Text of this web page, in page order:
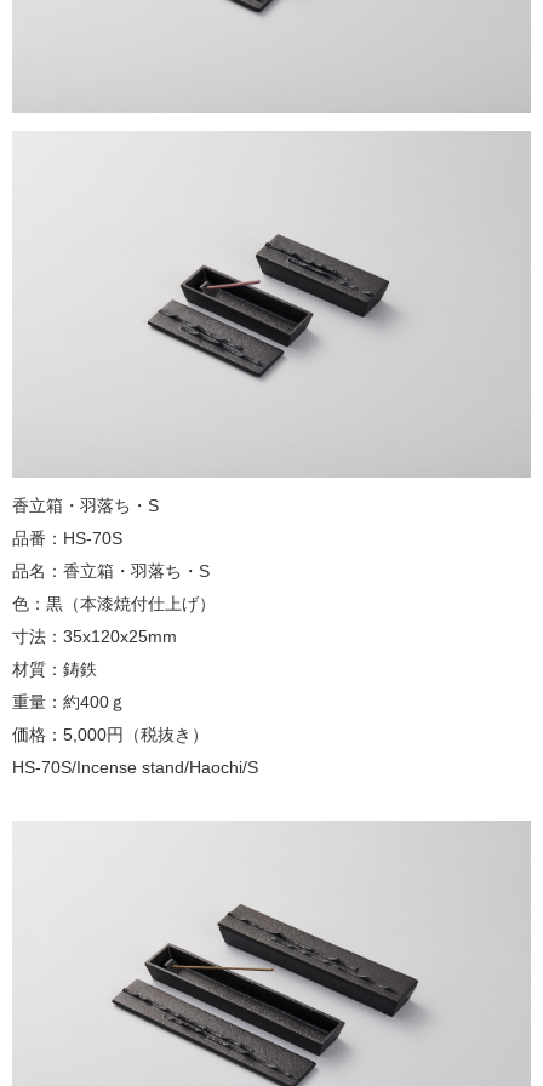
香立箱・羽落ち・S
品番：HS-70S
品名：香立箱・羽落ち・S
色：黒（本漆焼付仕上げ）
寸法：35x120x25mm
材質：鋳鉄
重量：約400ｇ
価格：5,000円（税抜き）
HS-70S/Incense stand/Haochi/S